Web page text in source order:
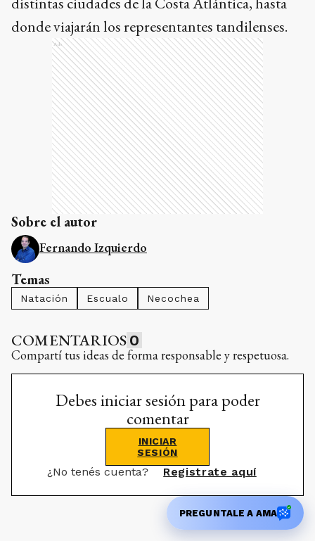
donde viajarán los representantes tandilenses.
Ads
Sobre el autor
Fernando Izquierdo
Temas
Natación Escualo Necochea
COMENTARIOS 0
Compartí tus ideas de forma responsable y respetuosa.
Debes iniciar sesión para poder
comentar
INICIAR
SESIÓN
¿No tenés cuenta? Registrate aquí
PREGUNTALE A AMA